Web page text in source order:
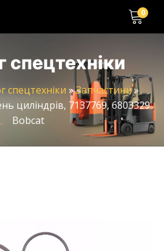
0
спецтехніки
спецтехніки »Запчастини»
циліндрів, 7137769, 6803329
Bobcat